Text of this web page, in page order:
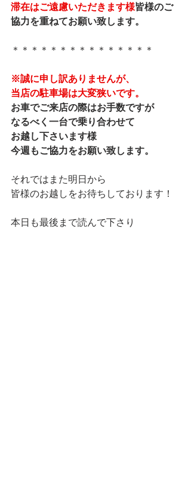
滞在はご遠慮いただきます様皆様のご
協力を重ねてお願い致します。
＊＊＊＊＊＊＊＊＊＊＊＊＊＊＊
※誠に申し訳ありませんが、
当店の駐車場は大変狭いです。
お車でご来店の際はお手数ですが
なるべく一台で乗り合わせて
お越し下さいます様
今週もご協力をお願い致します。
それではまた明日から
皆様のお越しをお待ちしております！
本日も最後まで読んで下さり